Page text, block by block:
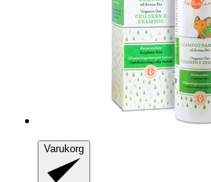
Varukorg